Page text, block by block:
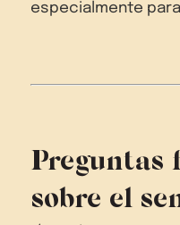
especialmente
Preguntas
sobre el